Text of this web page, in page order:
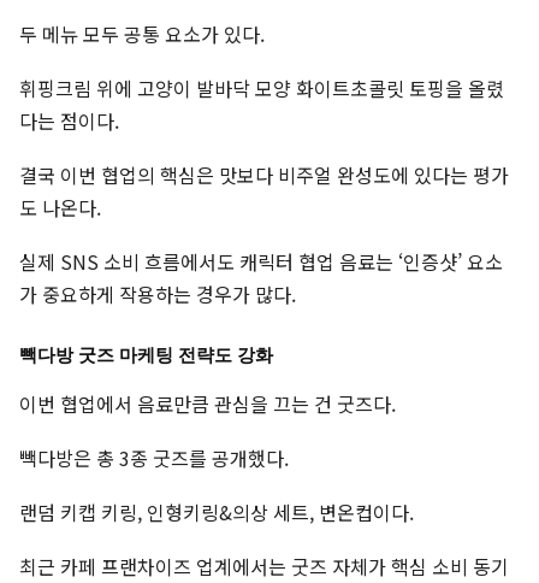
두 메뉴 모두 공통 요소가 있다.
휘핑크림 위에 고양이 발바닥 모양 화이트초콜릿 토핑을 올렸
다는 점이다.
결국 이번 협업의 핵심은 맛보다 비주얼 완성도에 있다는 평가
도 나온다.
실제 SNS 소비 흐름에서도 캐릭터 협업 음료는 ‘인증샷’ 요소
가 중요하게 작용하는 경우가 많다.
빽다방 굿즈 마케팅 전략도 강화
이번 협업에서 음료만큼 관심을 끄는 건 굿즈다.
빽다방은 총 3종 굿즈를 공개했다.
랜덤 키캡 키링, 인형키링&의상 세트, 변온컵이다.
최근 카페 프랜차이즈 업계에서는 굿즈 자체가 핵심 소비 동기